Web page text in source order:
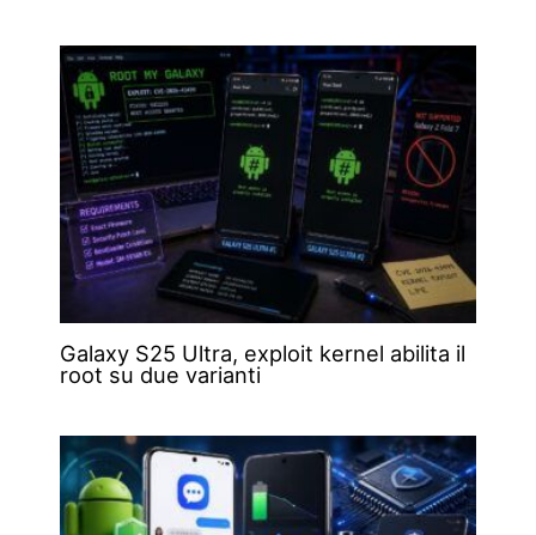
Galaxy S25 Ultra, exploit kernel abilita il
root su due varianti